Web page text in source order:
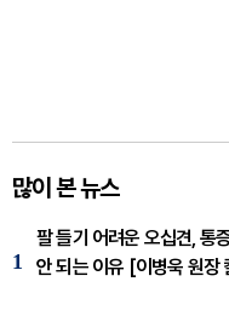
많이 본 뉴스
1
팔 들기 어려운 오십견, 통
안 되는 이유 [이병욱 원장